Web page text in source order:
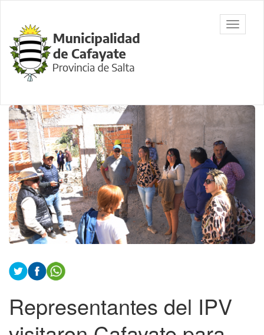
contenido
principal
Municipalidad
de Cafayate,
Salta
barra
Contenido
principal
Representantes del IPV